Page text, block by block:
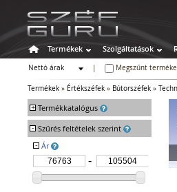
Termékek Szolgáltatások
Nettó árak
Megszűnt
Termékek » Értékszéfek » Bútorszéfek »
+ Termékkatalógus
Széfek
Értékszéfek
Faliszéfek
Padlószéfek
Lemezszekrények
- Szűrés feltételek szerint
- Ár